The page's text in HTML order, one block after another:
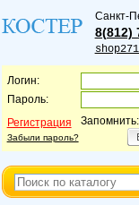
Санкт-
8(812)
Логин:
Пароль:
Регистрация
Забыли пароль?
Запомнить: